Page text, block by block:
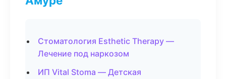
Стоматология Esthetic Therapy —
Лечение под наркозом
ИП Vital Stoma — Детская